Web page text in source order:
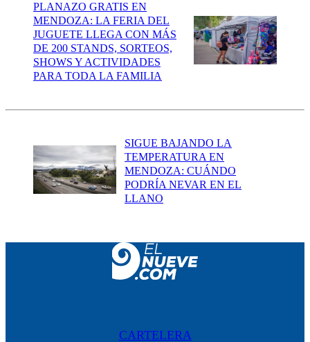
PLANAZO GRATIS EN
MENDOZA: LA FERIA DEL
JUGUETE LLEGA CON MÁS
DE 200 STANDS, SORTEOS,
SHOWS Y ACTIVIDADES
PARA TODA LA FAMILIA
SIGUE BAJANDO LA
TEMPERATURA EN
MENDOZA: CUÁNDO
PODRÍA NEVAR EN EL
LLANO
CARTELERA